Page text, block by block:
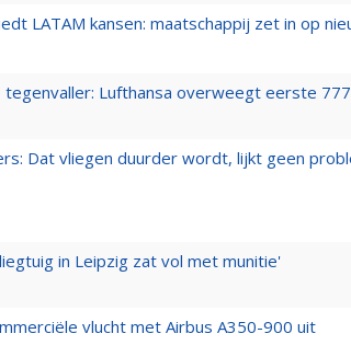
LATAM kansen: maatschappij zet in op
tegenvaller: Lufthansa overweegt eerste
Dat vliegen duurder wordt, lijkt geen
in Leipzig zat vol met munitie'
vlucht met Airbus A350-900 uit